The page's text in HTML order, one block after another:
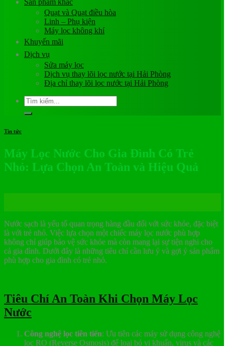
Sản phẩm khác
Quạt và Quạt điều hòa
Linh – Phụ kiện
Máy lọc không khí
Khuyến mãi
Dịch vụ
Sửa máy lọc
Dịch vụ thay lõi lọc nước tại Hải Phòng
Địa chỉ thay lõi lọc nước tại Hải Phòng
Tìm
kiếm:
Tin tức
Máy Lọc Nước Cho Gia Đình Có Trẻ
Nhỏ: Lựa Chọn An Toàn và Hiệu Quả
Nước sạch là yếu tố quan trọng hàng đầu đối với sức khỏe, đặc biệt
là với trẻ nhỏ. Việc lựa chọn một chiếc máy lọc nước phù hợp
không chỉ giúp bảo vệ sức khỏe mà còn mang lại sự tiện nghi cho
cả gia đình. Dưới đây là những tiêu chí cần lưu ý và gợi ý sản phẩm
phù hợp cho gia đình có trẻ nhỏ.
Tiêu Chí An Toàn Khi Chọn Máy Lọc
Nước
Công nghệ lọc tiên tiến: Ưu tiên các máy sử dụng công nghệ
lọc RO (Reverse Osmosis) để loại bỏ vi khuẩn, virus và các